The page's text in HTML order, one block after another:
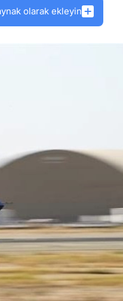
olarak ekleyin